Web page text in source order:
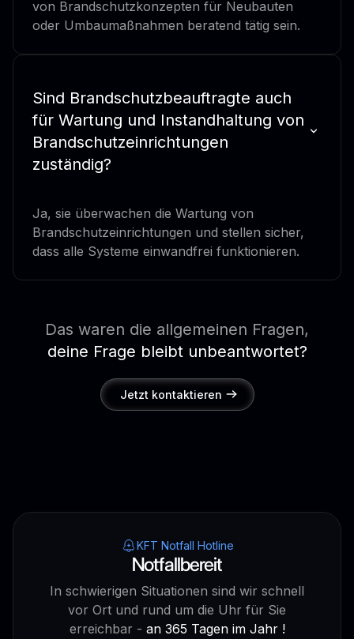
von Brandschutzkonzepten für Neubauten
oder Umbaumaßnahmen beratend tätig sein.
Sind Brandschutzbeauftragte auch
für Wartung und Instandhaltung von
Brandschutzeinrichtungen
zuständig?
Ja, sie überwachen die Wartung von
Brandschutzeinrichtungen und stellen sicher,
dass alle Systeme einwandfrei funktionieren.
Das waren die allgemeinen Fragen,
deine Frage bleibt unbeantwortet?
Jetzt kontaktieren
KFT Notfall Hotline
Notfallbereit
In schwierigen Situationen sind wir schnell
vor Ort und rund um die Uhr für Sie
erreichbar - an 365 Tagen im Jahr !